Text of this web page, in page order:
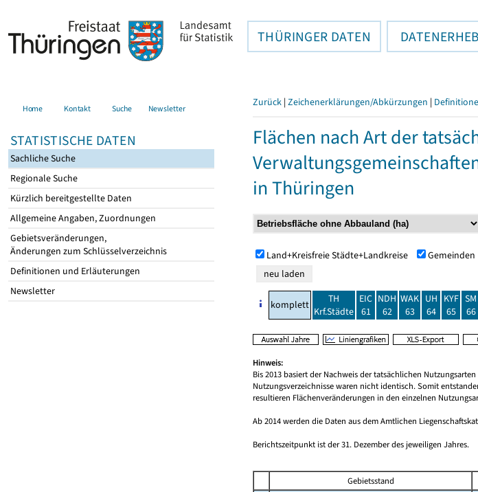
THÜRINGER DATEN
Home Kontakt Suche Newsletter
STATISTISCHE DATEN
Sachliche Suche
Regionale Suche
Kürzlich bereitgestellte Daten
Allgemeine Angaben, Zuordnungen
Gebietsveränderungen,
Änderungen zum Schlüsselverzeichnis
Definitionen und Erläuterungen
Newsletter
Zurück | Zeichenerklärungen/Abkürzungen |
Flächen nach Art der
in Thüringen
Land+Kreisfreie Städte+Landkreise Gemeinden
komplett
TH
Krf.Städte
EIC
61
NDH
62
WAK
63
UH
64
KYF
65
SM
66
Hinweis:
Bis 2013 basiert der Nachweis der tatsächlichen
Nutzungsverzeichnisse waren nicht identisch. Somit
resultieren Flächenveränderungen in den einzelnen
Ab 2014 werden die Daten aus dem Amtlichen
Berichtszeitpunkt ist der 31. Dezember des jeweiligen Jahres.
Gebietsstand